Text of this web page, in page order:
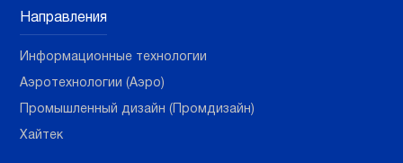
Направления
Информационные технологии
Аэротехнологии (Аэро)
Промышленный дизайн (Промдизайн)
Хайтек